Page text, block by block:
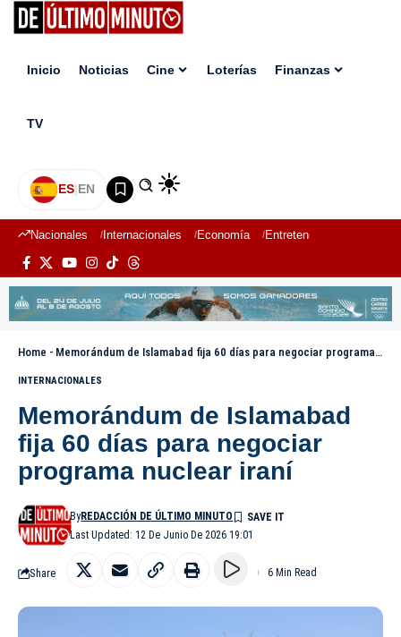
Inicio Noticias Cine Loterías Finanzas
TV
ES|EN
Nacionales Internacionales Economía Entretenimiento
Home - Memorándum de Islamabad fija 60 días para negociar programa nuclear iraní
INTERNACIONALES
Memorándum de Islamabad
fija 60 días para negociar
programa nuclear iraní
Last Updated: 12 De Junio De 2026 19:01
ByREDACCIÓN DE ÚLTIMO MINUTO
Share 6 Min Read